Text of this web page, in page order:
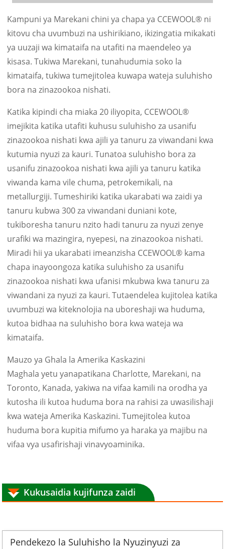
Kampuni ya Marekani chini ya chapa ya CCEWOOL® ni
kitovu cha uvumbuzi na ushirikiano, ikizingatia mikakati
ya uuzaji wa kimataifa na utafiti na maendeleo ya
kisasa. Tukiwa Marekani, tunahudumia soko la
kimataifa, tukiwa tumejitolea kuwapa wateja suluhisho
bora na zinazookoa nishati.
Katika kipindi cha miaka 20 iliyopita, CCEWOOL®
imejikita katika utafiti kuhusu suluhisho za usanifu
zinazookoa nishati kwa ajili ya tanuru za viwandani kwa
kutumia nyuzi za kauri. Tunatoa suluhisho bora za
usanifu zinazookoa nishati kwa ajili ya tanuru katika
viwanda kama vile chuma, petrokemikali, na
metallurgiji. Tumeshiriki katika ukarabati wa zaidi ya
tanuru kubwa 300 za viwandani duniani kote,
tukiboresha tanuru nzito hadi tanuru za nyuzi zenye
urafiki wa mazingira, nyepesi, na zinazookoa nishati.
Miradi hii ya ukarabati imeanzisha CCEWOOL® kama
chapa inayoongoza katika suluhisho za usanifu
zinazookoa nishati kwa ufanisi mkubwa kwa tanuru za
viwandani za nyuzi za kauri. Tutaendelea kujitolea katika
uvumbuzi wa kiteknolojia na uboreshaji wa huduma,
kutoa bidhaa na suluhisho bora kwa wateja wa
kimataifa.
Mauzo ya Ghala la Amerika Kaskazini
Maghala yetu yanapatikana Charlotte, Marekani, na
Toronto, Kanada, yakiwa na vifaa kamili na orodha ya
kutosha ili kutoa huduma bora na rahisi za uwasilishaji
kwa wateja Amerika Kaskazini. Tumejitolea kutoa
huduma bora kupitia mifumo ya haraka ya majibu na
vifaa vya usafirishaji vinavyoaminika.
Kukusaidia kujifunza zaidi
Pendekezo la Suluhisho la Nyuzinyuzi za